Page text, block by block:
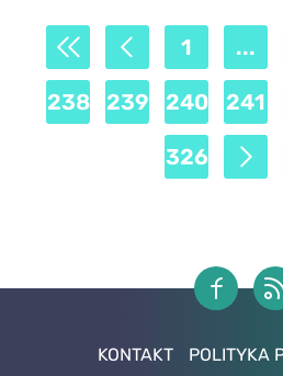
1 ...
238 239 240 241
326
KONTAKT POLITYKA